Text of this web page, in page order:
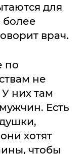
для
более
врач.
по
не
них там
Есть
хотят
чтобы